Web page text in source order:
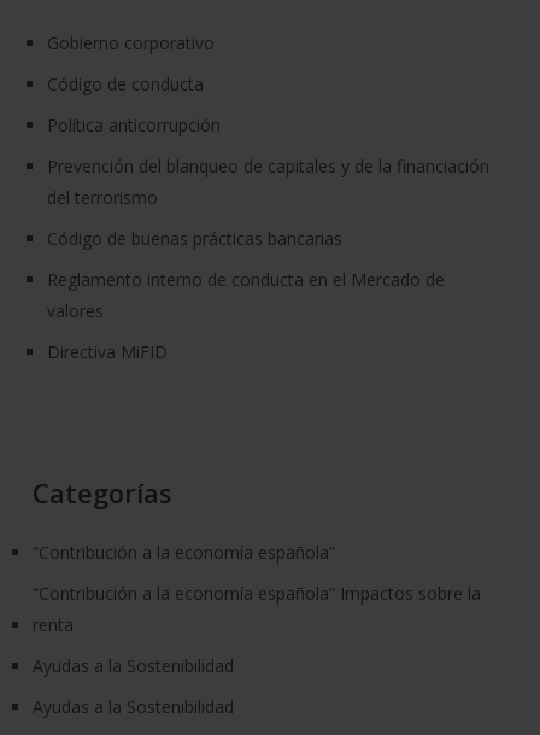
Gobierno corporativo
Código de conducta
Política anticorrupción
Prevención del blanqueo de capitales y de la financiación
del terrorismo
Código de buenas prácticas bancarias
Reglamento interno de conducta en el Mercado de
valores
Directiva MiFID
Categorías
“Contribución a la economía española”
“Contribución a la economía española” Impactos sobre la
renta
Ayudas a la Sostenibilidad
Ayudas a la Sostenibilidad